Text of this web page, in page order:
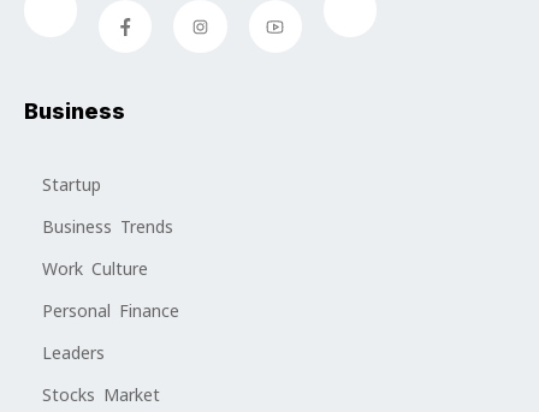
Business
Startup
Business Trends
Work Culture
Personal Finance
Leaders
Stocks Market